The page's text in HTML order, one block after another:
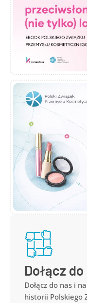
Dołącz
Dołącz do nas i
historii Polskiego